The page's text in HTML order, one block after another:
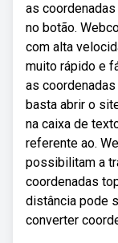
as
no botão.
com alta
muito rápido e
as
basta abrir o
na caixa de
referente ao.
possibilitam a
coordenadas
distância pode
converter